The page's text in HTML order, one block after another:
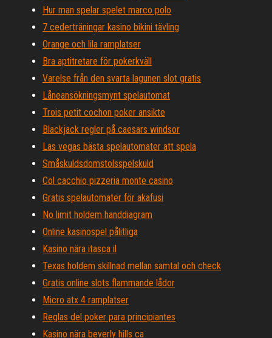
Hur man spelar spelet marco polo
7 cederträningar kasino bikini tävling
Orange och lila ramplatser
Bra aptitretare för pokerkväll
Varelse från den svarta lagunen slot gratis
Låneansökningsmynt spelautomat
Trois petit cochon poker ansikte
Blackjack regler på caesars windsor
Las vegas bästa spelautomater att spela
Småskuldsdomstolsspelskuld
Col cacchio pizzeria monte casino
Gratis spelautomater för akafusi
No limit holdem handdiagram
Online kasinospel pålitliga
Kasino nära itasca il
Texas holdem skillnad mellan samtal och check
Gratis online slots flammande lådor
Micro atx 4 ramplatser
Reglas del poker para principiantes
Kasino nära beverly hills ca